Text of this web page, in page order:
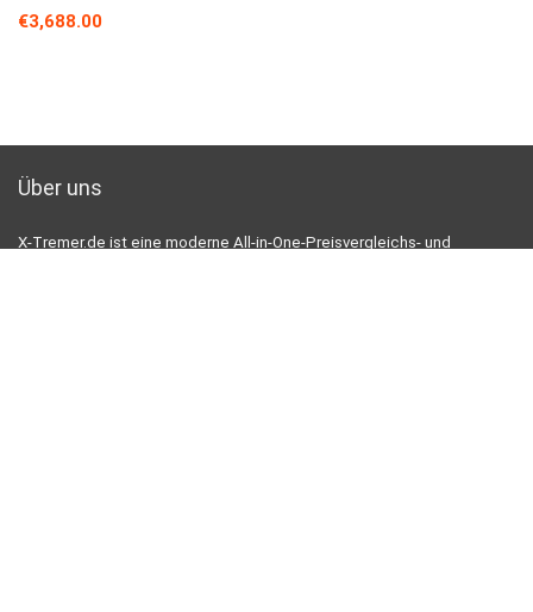
€3,688.00
Über uns
X-Tremer.de ist eine moderne All-in-One-Preisvergleichs- und